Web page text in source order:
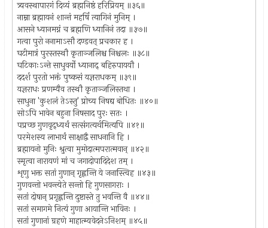
त्र्यवस्थापारगं दिव्यं ब्रह्मनिष्ठं हरिप्रियम् ॥३६॥
नाम्ना ब्रह्मायनं शान्तं महर्षिं त्यागिनं मुनिम् ।
आसने ध्यानमग्नं च ब्रह्मणि ध्यानिनं तदा ॥३७॥
गत्वा पुरो ननामाऽसौ दण्डवत् प्रचकार ह ।
घटीमात्रं पुरस्तस्थौ कृताञ्जलिश्च निश्चलः ॥३८॥
घटिकाःऽन्ते साधुवर्यो ध्यानाद् बहिरुपाययौ ।
ददर्श पुरतो भक्तं पुष्कसं यज्ञराधकम् ॥३९॥
यज्ञराधः प्रणम्यैव तस्थौ कृताञ्जलिस्तथा ।
साधुना 'कुशलं तेऽस्तु' प्रोच्य निषद्य बोधितः ॥४०॥
सोऽपि भावेन बहुना निषसाद पुरः सतः ।
पप्रच्छ गुणवृद्ध्यर्थं सत्संगत्यर्थमित्यपि ॥४१॥
परमेशस्य लाभार्थं साक्षाद्वै साधनानि हि ।
ब्रह्मायनो मुनिः श्रुत्वा मुमोदात्मपरात्मवान् ॥४२॥
स्मृत्वा नारायणं मां च जगादोपादिदेश तम् ।
शृणु भक्त सतां गुणान् गृह्णन्ति ये जनास्त्विह ॥४३॥
गुणवन्तो भवन्त्येते सन्तो हि गुणसागराः ।
सतां दोषान् प्रगृह्णन्ति दुष्टास्ते तु भवन्ति वै ॥४४॥
सतां समागमे नित्यं गुणा आयान्ति भाविनः ।
सतां गुणानां ग्रहणे माहात्म्यवेदनेऽनिशम् ॥४५॥